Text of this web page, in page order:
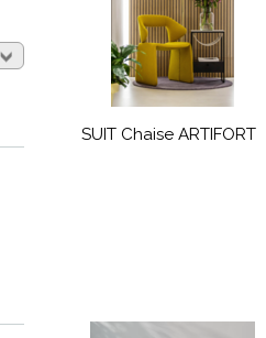
SUIT Chaise ARTIFORT